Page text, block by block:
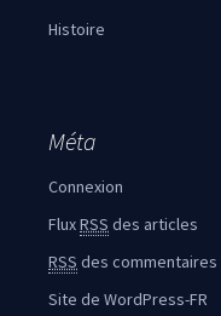
Histoire
Méta
Connexion
FluxRSS des articles
RSS des commentaires
Site de WordPress-FR